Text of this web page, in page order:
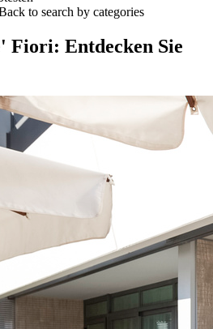
to search by categories
Fiori: Entdecken Sie